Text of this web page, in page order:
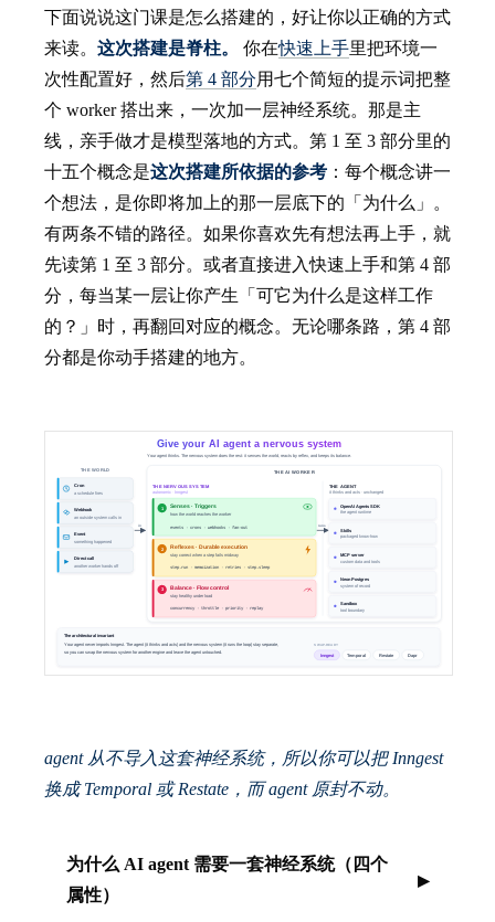
下面说说这门课是怎么搭建的，好让你以正确的方式
来读。 这次搭建是脊柱。 你在快速上手里把环境一
次性配置好，然后第 4 部分用七个简短的提示词把整
个 worker 搭出来，一次加一层神经系统。那是主
线，亲手做才是模型落地的方式。第 1 至 3 部分里的
十五个概念是这次搭建所依据的参考 ：每个概念讲一
个想法，是你即将加上的那一层底下的「为什么」。
有两条不错的路径。如果你喜欢先有想法再上手，就
先读第 1 至 3 部分。或者直接进入快速上手和第 4 部
分，每当某一层让你产生「可它为什么是这样工作
的？」时，再翻回对应的概念。无论哪条路，第 4 部
分都是你动手搭建的地方。
agent 从不导入这套神经系统，所以你可以把 Inngest
换成 Temporal 或 Restate，而 agent 原封不动。
为什么 AI agent 需要一套神经系统（四个
属性）